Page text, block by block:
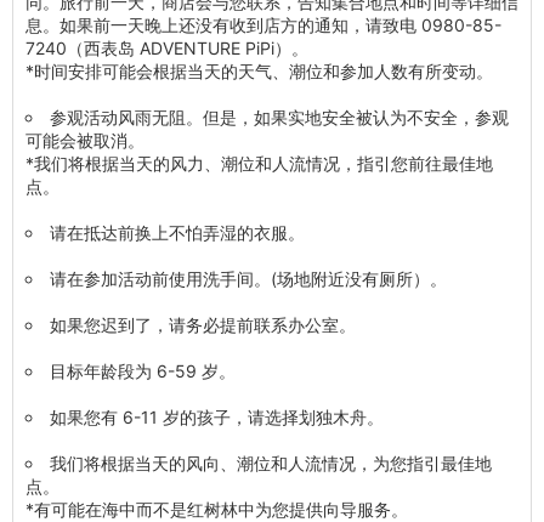
息。如果前一天晚上还没有收到店方的通知，请致电 0980-85-
7240（西表岛 ADVENTURE PiPi）。
*时间安排可能会根据当天的天气、潮位和参加人数有所变动。
参观活动风雨无阻。但是，如果实地安全被认为不安全，参观
可能会被取消。
*我们将根据当天的风力、潮位和人流情况，指引您前往最佳地
点。
请在抵达前换上不怕弄湿的衣服。
请在参加活动前使用洗手间。(场地附近没有厕所）。
如果您迟到了，请务必提前联系办公室。
目标年龄段为 6-59 岁。
如果您有 6-11 岁的孩子，请选择划独木舟。
我们将根据当天的风向、潮位和人流情况，为您指引最佳地
点。
*有可能在海中而不是红树林中为您提供向导服务。